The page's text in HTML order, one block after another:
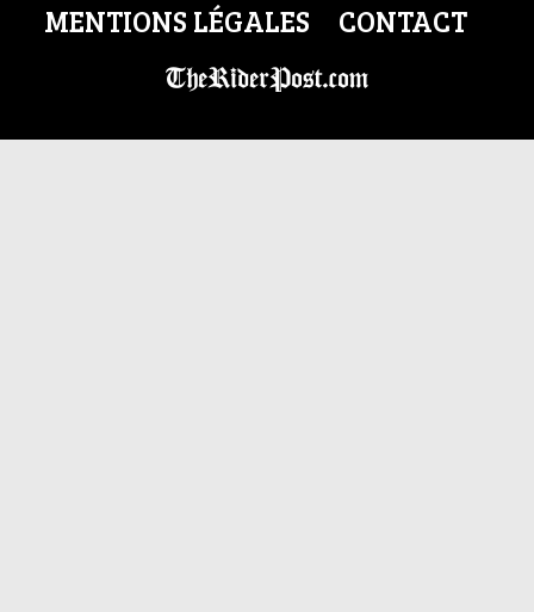
MENTIONS LÉGALES CONTACT